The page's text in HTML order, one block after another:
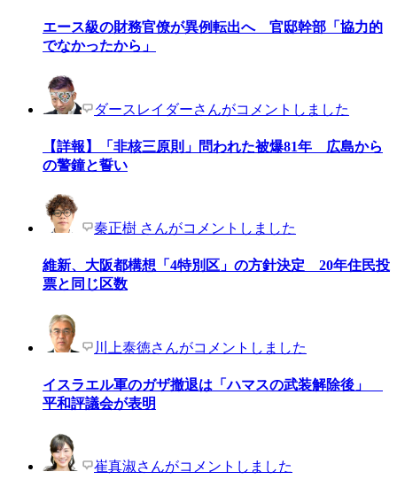
エース級の財務官僚が異例転出へ 官邸幹部「協力的
でなかったから」
ダースレイダーさんがコメントしました
【詳報】「非核三原則」問われた被爆81年 広島から
の警鐘と誓い
秦正樹 さんがコメントしました
維新、大阪都構想「4特別区」の方針決定 20年住民投
票と同じ区数
川上泰徳さんがコメントしました
イスラエル軍のガザ撤退は「ハマスの武装解除後」
平和評議会が表明
崔真淑さんがコメントしました